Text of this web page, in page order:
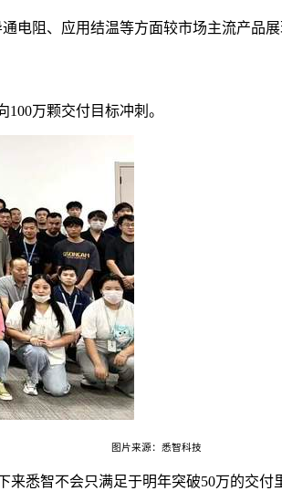
电阻、应用结温等方面较市场主流产品
万颗交付目标冲刺。
图片来源：悉智科技
悉智不会只满足于明年突破50万的交